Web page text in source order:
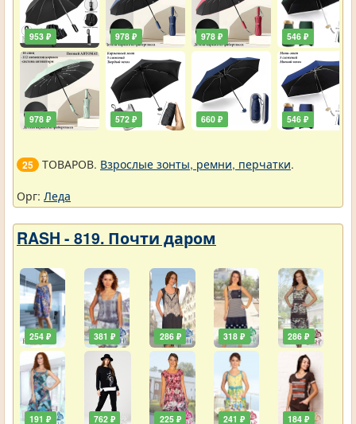
953 ₽
978 ₽
978 ₽
572 ₽
978 ₽
660 ₽
546 ₽
546 ₽
25 ТОВАРОВ. Взрослые зонты, ремни, перчатки.
Орг: Леда
RASH - 819. Почти даром
254 ₽
191 ₽
381 ₽
762 ₽
286 ₽
225 ₽
318 ₽
241 ₽
286 ₽
184 ₽